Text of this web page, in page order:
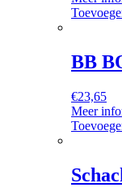
BB
€23,65
Meer